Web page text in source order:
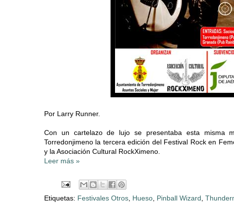
Por Larry Runner.
Con un cartelazo de lujo se presentaba esta misma
Torredonjimeno la tercera edición del Festival Rock en
y la Asociación Cultural RockXimeno.
Leer más »
Etiquetas: Festivales Otros, Hueso, Pinball Wizard,